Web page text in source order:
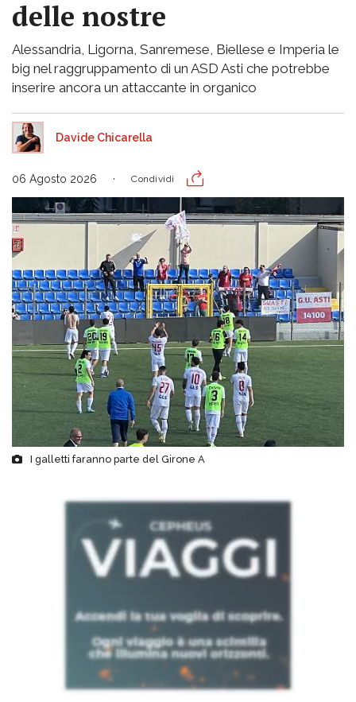
delle nostre
Alessandria, Ligorna, Sanremese, Biellese e Imperia le
big nel raggruppamento di un ASD Asti che potrebbe
inserire ancora un attaccante in organico
Davide Chicarella
06 Agosto 2026 Condividi
I galletti faranno parte del Girone A